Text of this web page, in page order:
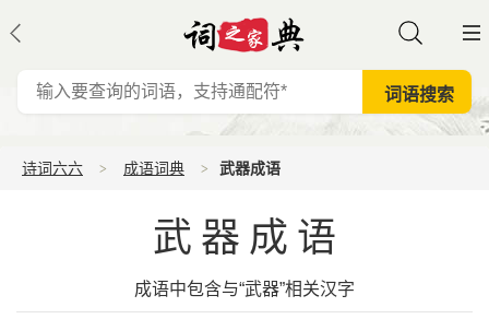
诗词六六 成语词典 武器成语
武器成语
成语中包含与“武器”相关汉字